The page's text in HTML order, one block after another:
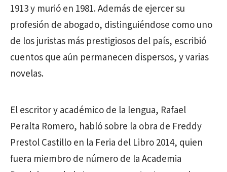
1913 y murió en 1981. Además de ejercer su
profesión de abogado, distinguiéndose como uno
de los juristas más prestigiosos del país, escribió
cuentos que aún permanecen dispersos, y varias
novelas.
El escritor y académico de la lengua, Rafael
Peralta Romero, habló sobre la obra de Freddy
Prestol Castillo en la Feria del Libro 2014, quien
fuera miembro de número de la Academia